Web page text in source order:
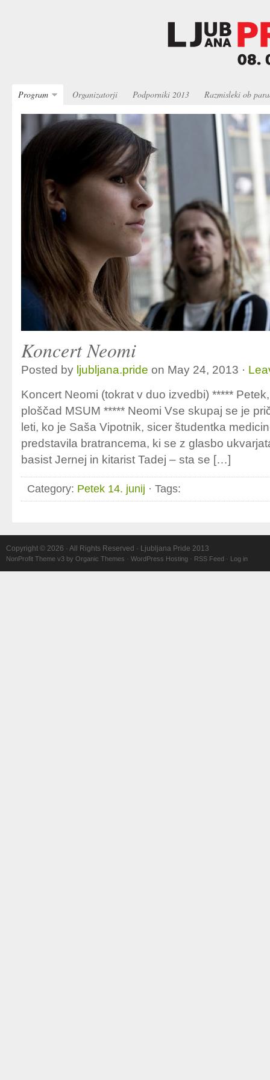
Program Organizatorji Podporniki 2013 Razmisleki ob
Koncert Neomi
Posted by ljubljana.pride on May 24, 2013 ·
Koncert Neomi (tokrat v duo izvedbi) *****
ploščad MSUM ***** Neomi Vse skupaj se je
leti, ko je Saša Vipotnik, sicer študentka
predstavila bratrancema, ki se z glasbo
basist Jernej in kitarist Tadej – sta se […]
Category: Petek 14. junij · Tags:
Copyright © 2026 · All Rights Reserved · Ljubljana Pride 2013
NonProfit Theme v3 by Organic Themes · WordPress Hosting · RSS Feed · Log in